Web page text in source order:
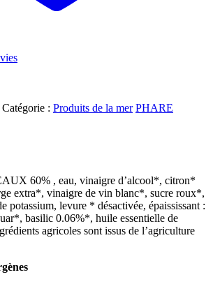
Catégorie : Produits de la mer PHARE
60% , eau, vinaigre d’alcool*, citron*
extra*, vinaigre de vin blanc*, sucre roux*,
potassium, levure * désactivée, épaississant :
basilic 0.06%*, huile essentielle de
agricoles sont issus de l’agriculture